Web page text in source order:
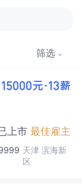
筛选
元·13薪
上市 最佳雇主
天津 滨海新
区